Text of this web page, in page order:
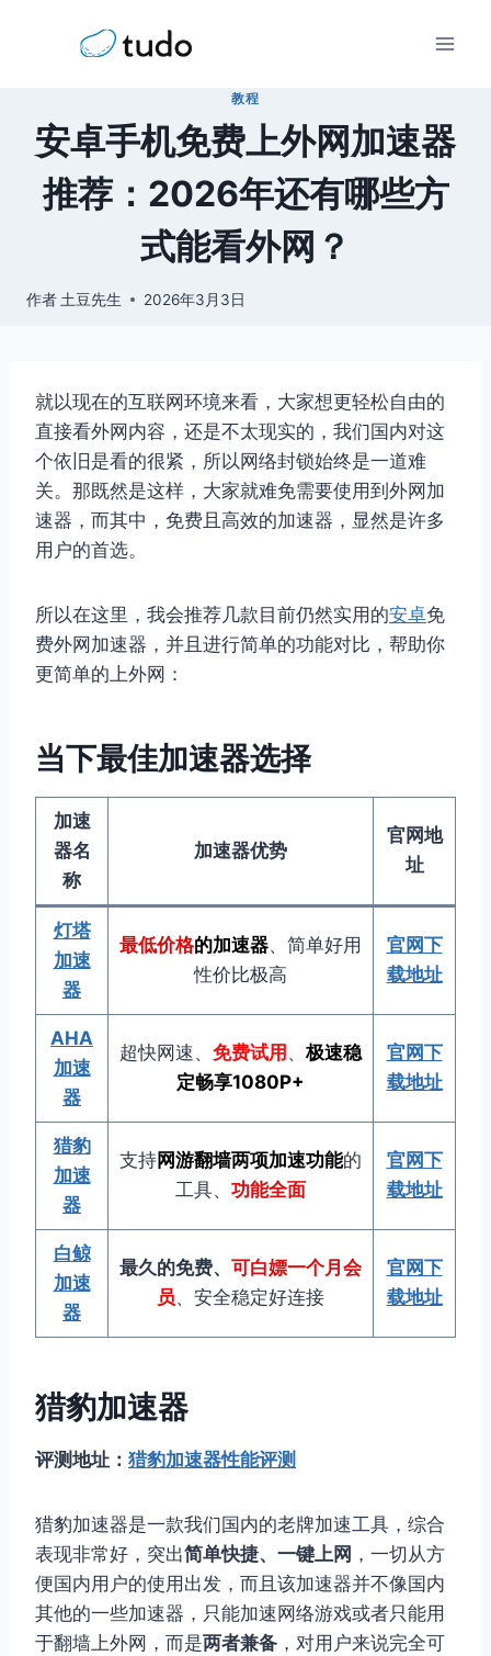
教程
安卓手机免费上外网加速器
推荐：2026年还有哪些方
式能看外网？
作者 土豆先生 2026年3月3日
就以现在的互联网环境来看，大家想更轻松自由的
直接看外网内容，还是不太现实的，我们国内对这
个依旧是看的很紧，所以网络封锁始终是一道难
关。那既然是这样，大家就难免需要使用到外网加
速器，而其中，免费且高效的加速器，显然是许多
用户的首选。
所以在这里，我会推荐几款目前仍然实用的安卓免
费外网加速器，并且进行简单的功能对比，帮助你
更简单的上外网：
当下最佳加速器选择
加速
器名
称
加速器优势
官网地
址
灯塔
加速
器
最低价格的加速器、简单好用
性价比极高
官网下
载地址
AHA
加速
器
超快网速、 免费试用 、 极速稳
定畅享1080P+
官网下
载地址
猎豹
加速
器
支持网游翻墙两项加速功能的
工具、 功能全面
官网下
载地址
白鲸
加速
器
最久的免费、 可白嫖一个月会
员、安全稳定好连接
官网下
载地址
猎豹加速器
评测地址： 猎豹加速器性能评测
猎豹加速器是一款我们国内的老牌加速工具，综合
表现非常好，突出简单快捷、一键上网 ，一切从方
便国内用户的使用出发，而且该加速器并不像国内
其他的一些加速器，只能加速网络游戏或者只能用
于翻墙上外网，而是两者兼备 ，对用户来说完全可